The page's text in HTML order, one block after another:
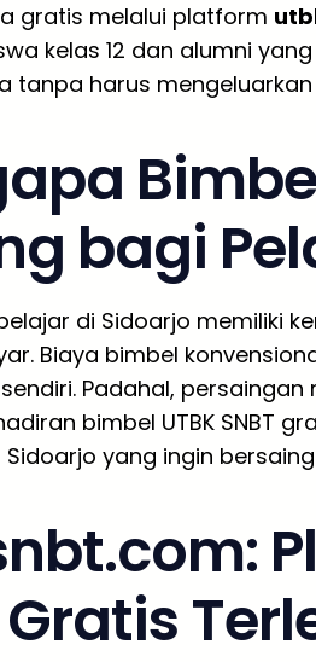
gratis melalui platform
kelas 12 dan alumni
tanpa harus
bagi
di Sidoarjo memiliki
Biaya bimbel
Padahal, persaingan
bimbel UTBK SNBT
yang ingin
Gratis